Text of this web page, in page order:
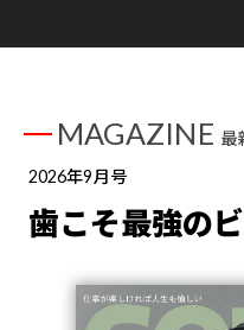
MAGAZINE 最
2026年9月号
歯こそ最強の